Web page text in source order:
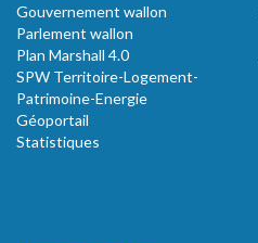
Gouvernement wallon
Parlement wallon
Plan Marshall 4.0
SPW Territoire-Logement-
Patrimoine-Energie
Géoportail
Statistiques